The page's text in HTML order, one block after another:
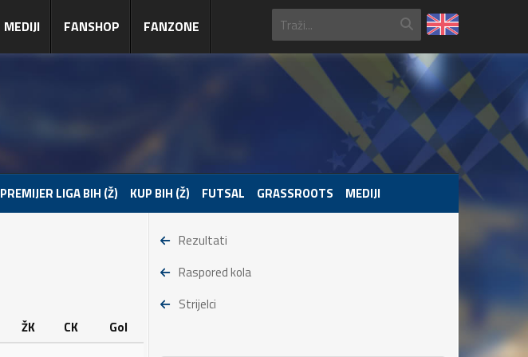
MEDIJI FANSHOP FANZONE
PREMIJER LIGA BIH (Ž) KUP BIH (Ž) FUTSAL GRASSROOTS MEDIJI
ŽK CK
Gol
Rezultati
Raspored kola
Strijelci